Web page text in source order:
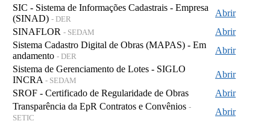
SIC - Sistema de Informações Cadastrais - Empresa
(SINAD) - DER
Abrir
SINAFLOR - SEDAM
Abrir
Sistema Cadastro Digital de Obras (MAPAS) - Em
andamento - DER
Abrir
Sistema de Gerenciamento de Lotes - SIGLO
INCRA - SEDAM
Abrir
SROF - Certificado de Regularidade de Obras
Abrir
Transparência da EpR Contratos e Convênios -
SETIC
Abrir